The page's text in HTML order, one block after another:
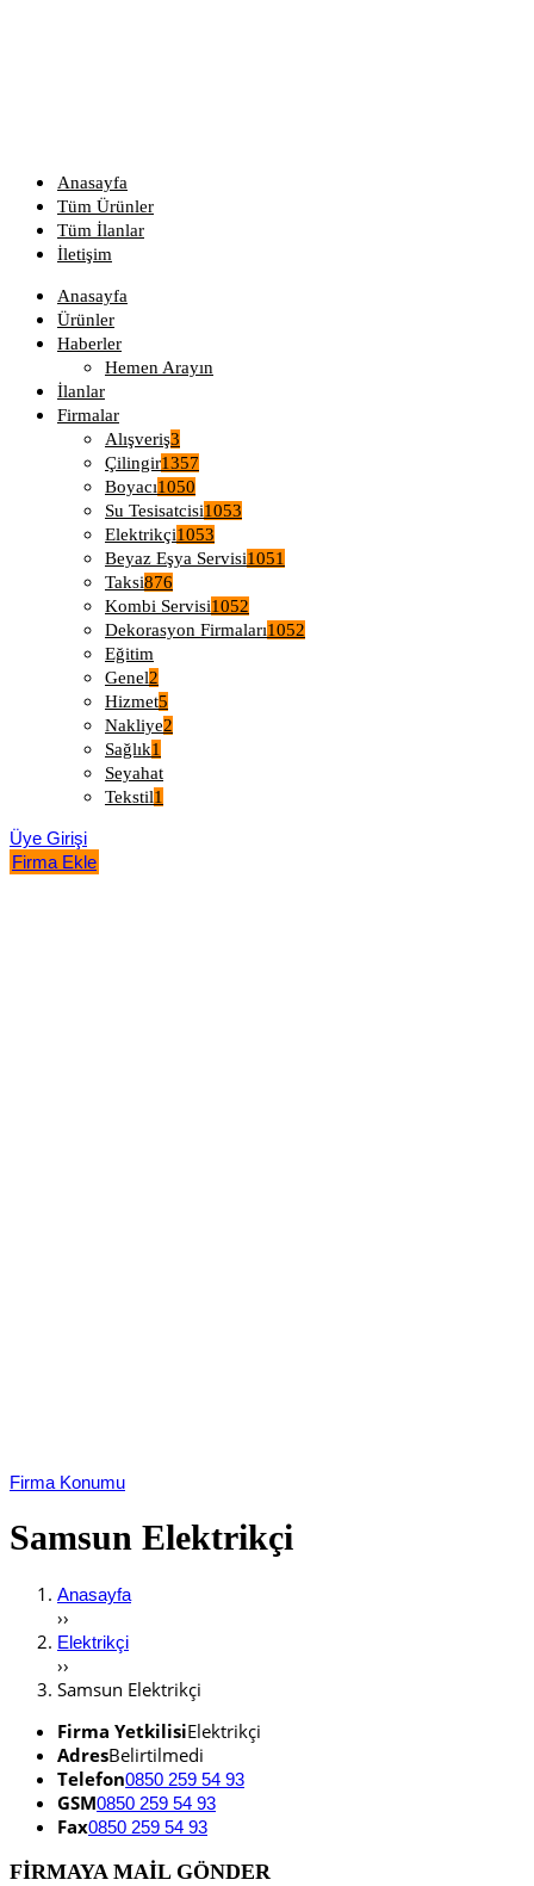
Anasayfa
Tüm Ürünler
Tüm İlanlar
İletişim
Anasayfa
Ürünler
Haberler
Hemen Arayın
İlanlar
Firmalar
Alışveriş3
Çilingir1357
Boyacı1050
Su Tesisatcisi1053
Elektrikçi1053
Beyaz Eşya Servisi1051
Taksi876
Kombi Servisi1052
Dekorasyon Firmaları1052
Eğitim
Genel2
Hizmet5
Nakliye2
Sağlık1
Seyahat
Tekstil1
Üye Girişi
Firma Ekle
Firma Konumu
Samsun Elektrikçi
Anasayfa
››
Elektrikçi
››
Samsun Elektrikçi
Firma YetkilisiElektrikçi
AdresBelirtilmedi
Telefon0850 259 54 93
GSM0850 259 54 93
Fax0850 259 54 93
FİRMAYA MAİL GÖNDER